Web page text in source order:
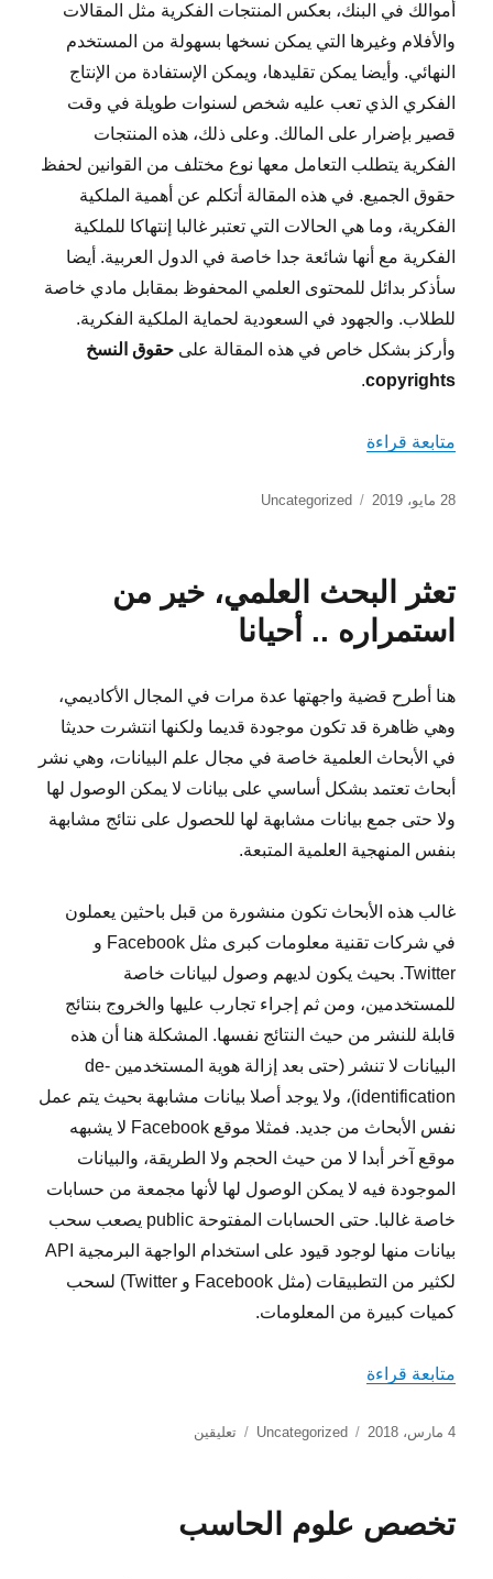
أموالك في البنك، بعكس المنتجات الفكرية مثل المقالات
والأفلام وغيرها التي يمكن نسخها بسهولة من المستخدم
النهائي. وأيضا يمكن تقليدها، ويمكن الإستفادة من الإنتاج
الفكري الذي تعب عليه شخص لسنوات طويلة في وقت
قصير بإضرار على المالك. وعلى ذلك، هذه المنتجات
الفكرية يتطلب التعامل معها نوع مختلف من القوانين لحفظ
حقوق الجميع. في هذه المقالة أتكلم عن أهمية الملكية
الفكرية، وما هي الحالات التي تعتبر غالبا إنتهاكا للملكية
الفكرية مع أنها شائعة جدا خاصة في الدول العربية. أيضا
سأذكر بدائل للمحتوى العلمي المحفوظ بمقابل مادي خاصة
للطلاب. والجهود في السعودية لحماية الملكية الفكرية.
وأركز بشكل خاص في هذه المقالة علىحقوق النسخ
copyrights
.
متابعة قراءة
نُشرت
28 مايو، 2019 التصنيفات
Uncategorized
تعثر البحث العلمي، خير من
استمراره .. أحيانا
هنا أطرح قضية واجهتها عدة مرات في المجال الأكاديمي،
وهي ظاهرة قد تكون موجودة قديما ولكنها انتشرت حديثا
في الأبحاث العلمية خاصة في مجال علم البيانات، وهي نشر
أبحاث تعتمد بشكل أساسي على بيانات لا يمكن الوصول لها
ولا حتى جمع بيانات مشابهة لها للحصول على نتائج مشابهة
بنفس المنهجية العلمية المتبعة.
غالب هذه الأبحاث تكون منشورة من قبل باحثين يعملون
في شركات تقنية معلومات كبرى مثل Facebook و
Twitter. بحيث يكون لديهم وصول لبيانات خاصة
للمستخدمين، ومن ثم إجراء تجارب عليها والخروج بنتائج
قابلة للنشر من حيث النتائج نفسها. المشكلة هنا أن هذه
البيانات لا تنشر (حتى بعد إزالة هوية المستخدمين de-
identification)، ولا يوجد أصلا بيانات مشابهة بحيث يتم عمل
نفس الأبحاث من جديد. فمثلا موقع Facebook لا يشبهه
موقع آخر أبدا لا من حيث الحجم ولا الطريقة، والبيانات
الموجودة فيه لا يمكن الوصول لها لأنها مجمعة من حسابات
خاصة غالبا. حتى الحسابات المفتوحة public يصعب سحب
بيانات منها لوجود قيود على استخدام الواجهة البرمجية API
لكثير من التطبيقات (مثل Facebook و Twitter) لسحب
كميات كبيرة من المعلومات.
متابعة قراءة
نُشرت
4 مارس، 2018 التصنيفات
Uncategorized تعليقين
خير
تخصص علوم الحاسب